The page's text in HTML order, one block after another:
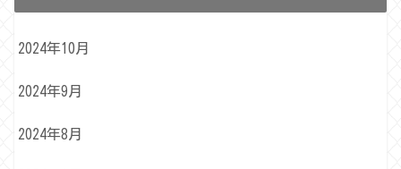
2024年10月
2024年9月
2024年8月